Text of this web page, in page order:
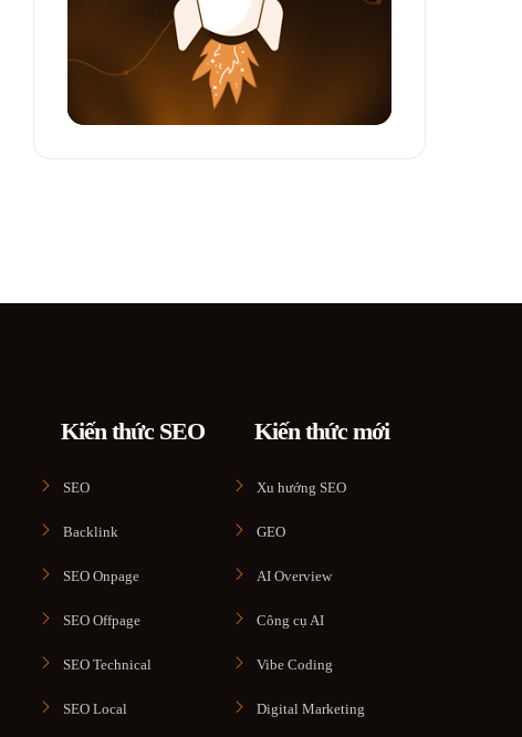
Kiến thức SEO
SEO
Backlink
SEO Onpage
SEO Offpage
SEO Technical
SEO Local
Kiến thức mới
Xu hướng SEO
GEO
AI Overview
Công cụ AI
Vibe Coding
Digital Marketing